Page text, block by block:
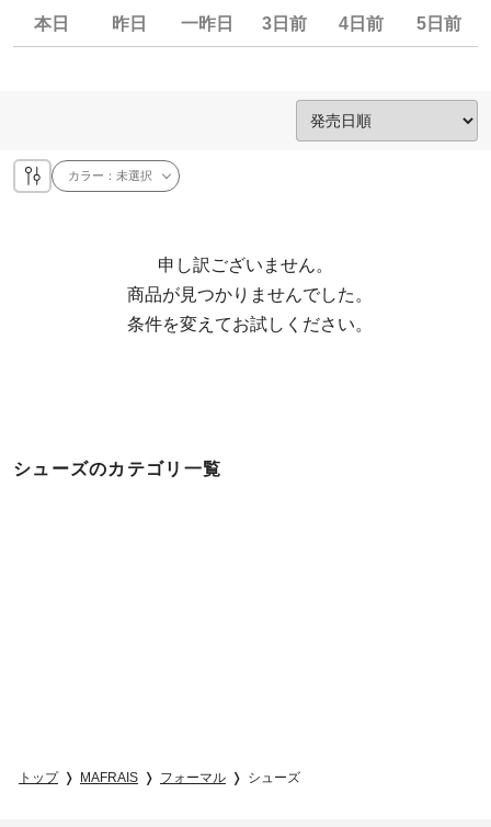
本日 昨日 一昨日 3日前 4日前 5日前
カラー：未選択
申し訳ございません。
  条件を変えてお試しください。
シューズのカテゴリ一覧
トップ MAFRAIS フォーマル シューズ